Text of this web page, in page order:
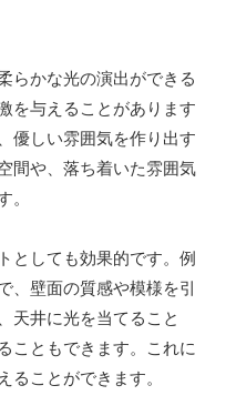
らかな光の演出ができる
を与えることがあります
優しい雰囲気を作り出す
間や、落ち着いた雰囲気
。
としても効果的です。例
、壁面の質感や模様を引
天井に光を当てること
こともできます。これに
ることができます。